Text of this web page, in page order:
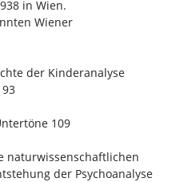
in Wien.
Wiener
der Kinderanalyse
109
naturwissenschaftlichen
der Psychoanalyse